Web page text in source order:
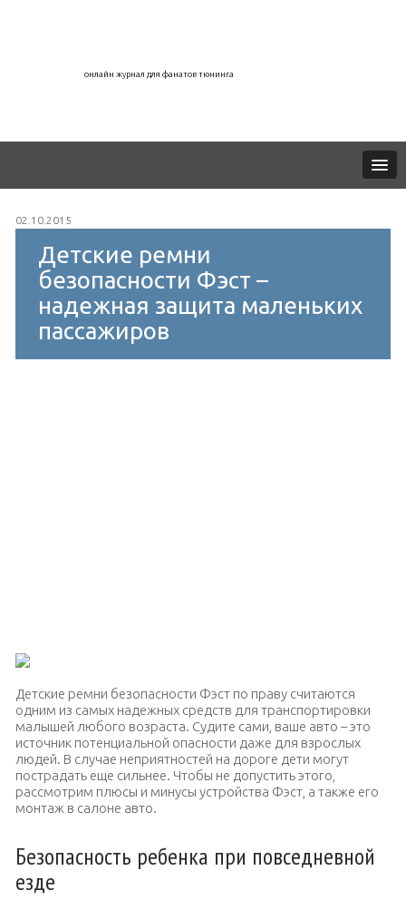
онлайн журнал для фанатов тюнинга
02.10.2015
Детские ремни
безопасности Фэст –
надежная защита маленьких
пассажиров
Детские ремни безопасности Фэст по праву считаются
одним из самых надежных средств для транспортировки
малышей любого возраста. Судите сами, ваше авто – это
источник потенциальной опасности даже для взрослых
людей. В случае неприятностей на дороге дети могут
пострадать еще сильнее. Чтобы не допустить этого,
рассмотрим плюсы и минусы устройства Фэст, а также его
монтаж в салоне авто.
Безопасность ребенка при повседневной
езде